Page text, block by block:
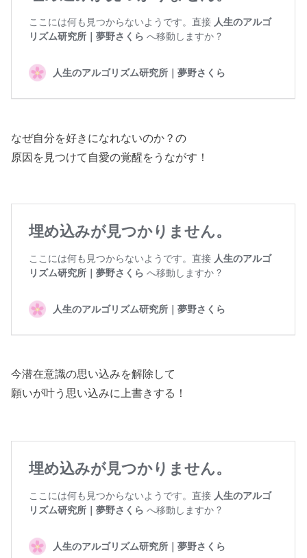
なぜ自分を好きになれないのか？の
原因を見つけて自愛の覚醒をうながす！
今潜在意識の思い込みを解除して
願いが叶う思い込みに上書きする！